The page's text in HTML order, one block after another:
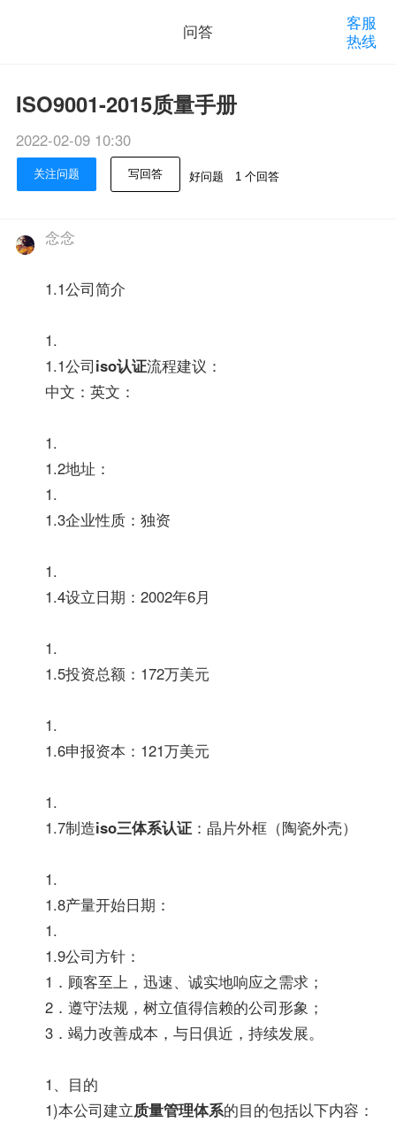
问答
客服
热线
ISO9001-2015质量手册
2022-02-09 10:30
关注问题 写回答 好问题 1 个回答
念念
1.1公司简介
1.
1.1公司iso认证流程建议：
中文：英文：
1.
1.2地址：
1.
1.3企业性质：独资
1.
1.4设立日期：2002年6月
1.
1.5投资总额：172万美元
1.
1.6申报资本：121万美元
1.
1.7制造iso三体系认证 ：晶片外框（陶瓷外壳）
1.
1.8产量开始日期：
1.
1.9公司方针：
1．顾客至上，迅速、诚实地响应之需求；
2．遵守法规，树立值得信赖的公司形象；
3．竭力改善成本，与日俱近，持续发展。
1、目的
1)本公司建立质量管理体系的目的包括以下内容：